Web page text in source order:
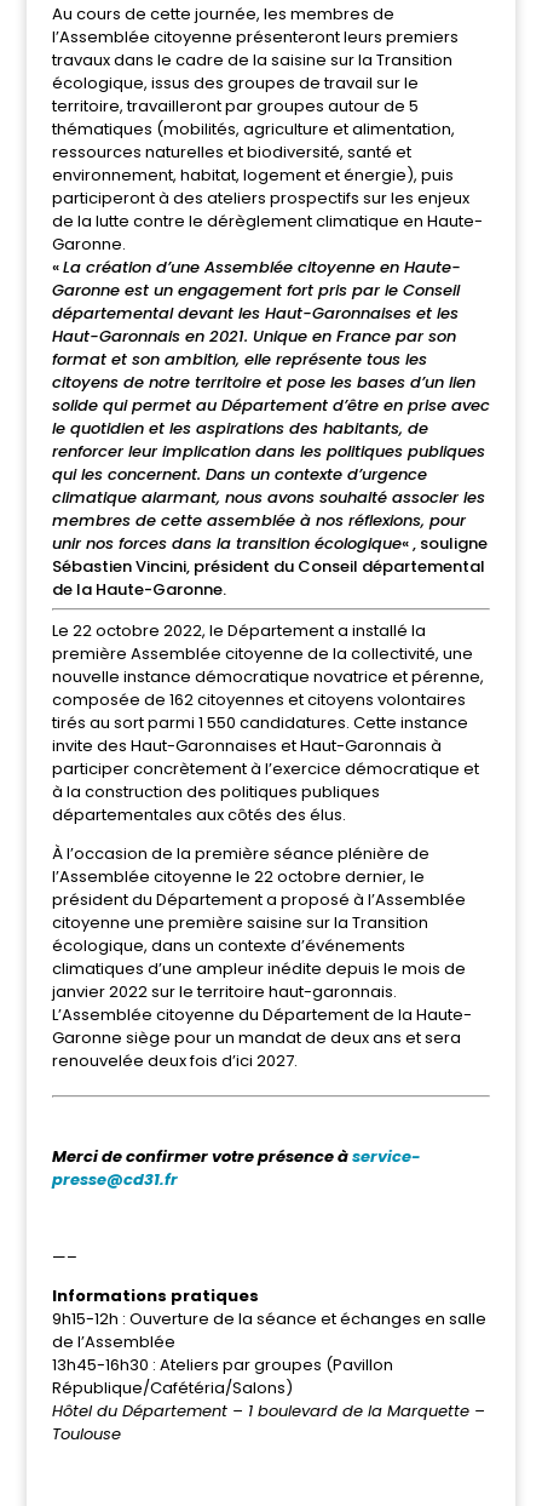
Au cours de cette journée, les membres de
l’Assemblée citoyenne présenteront leurs premiers
travaux dans le cadre de la saisine sur la Transition
écologique, issus des groupes de travail sur le
territoire, travailleront par groupes autour de 5
thématiques (mobilités, agriculture et alimentation,
ressources naturelles et biodiversité, santé et
environnement, habitat, logement et énergie), puis
participeront à des ateliers prospectifs sur les enjeux
de la lutte contre le dérèglement climatique en Haute-
Garonne.
«La création d’une Assemblée citoyenne en Haute-
Garonne est un engagement fort pris par le Conseil
départemental devant les Haut-Garonnaises et les
Haut-Garonnais en 2021. Unique en France par son
format et son ambition, elle représente tous les
citoyens de notre territoire et pose les bases d’un lien
solide qui permet au Département d’être en prise avec
le quotidien et les aspirations des habitants, de
renforcer leur implication dans les politiques publiques
qui les concernent. Dans un contexte d’urgence
climatique alarmant, nous avons souhaité associer les
membres de cette assemblée à nos réflexions, pour
unir nos forces dans la transition écologique« , souligne
Sébastien Vincini, président du Conseil départemental
de la Haute-Garonne.
Le 22 octobre 2022, le Département a installé la
première Assemblée citoyenne de la collectivité, une
nouvelle instance démocratique novatrice et pérenne,
composée de 162 citoyennes et citoyens volontaires
tirés au sort parmi 1 550 candidatures. Cette instance
invite des Haut-Garonnaises et Haut-Garonnais à
participer concrètement à l’exercice démocratique et
à la construction des politiques publiques
départementales aux côtés des élus.
À l’occasion de la première séance plénière de
l’Assemblée citoyenne le 22 octobre dernier, le
président du Département a proposé à l’Assemblée
citoyenne une première saisine sur la Transition
écologique, dans un contexte d’événements
climatiques d’une ampleur inédite depuis le mois de
janvier 2022 sur le territoire haut-garonnais.
L’Assemblée citoyenne du Département de la Haute-
Garonne siège pour un mandat de deux ans et sera
renouvelée deux fois d’ici 2027.
Merci de confirmer votre présence àservice-
presse@cd31.fr
—–
Informations pratiques
9h15-12h : Ouverture de la séance et échanges en salle
de l’Assemblée
13h45-16h30 : Ateliers par groupes (Pavillon
République/Cafétéria/Salons)
Hôtel du Département – 1 boulevard de la Marquette –
Toulouse